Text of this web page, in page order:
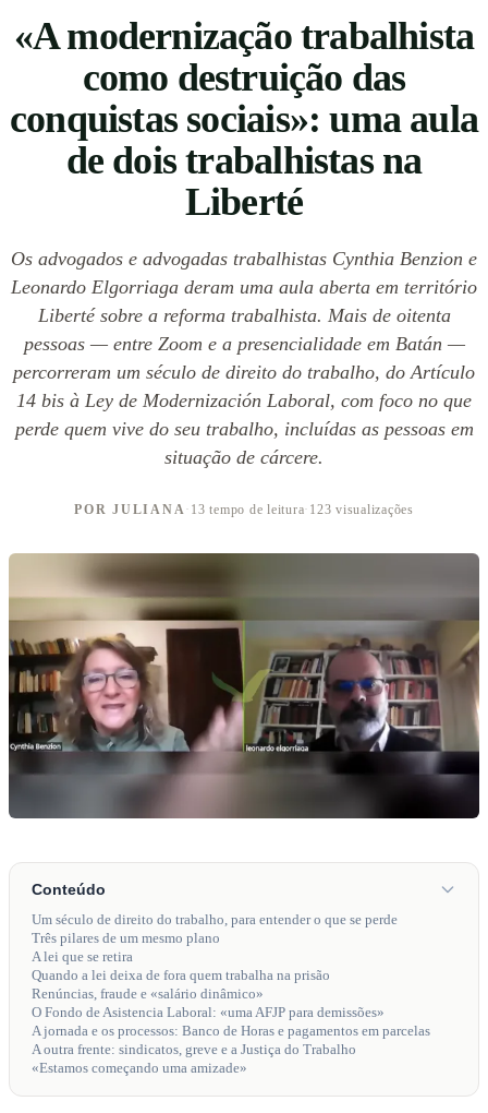
«A modernização trabalhista
como destruição das
conquistas sociais»: uma aula
de dois trabalhistas na
Liberté
Os advogados e advogadas trabalhistas Cynthia Benzion e
Leonardo Elgorriaga deram uma aula aberta em território
Liberté sobre a reforma trabalhista. Mais de oitenta
pessoas — entre Zoom e a presencialidade em Batán —
percorreram um século de direito do trabalho, do Artículo
14 bis à Ley de Modernización Laboral, com foco no que
perde quem vive do seu trabalho, incluídas as pessoas em
situação de cárcere.
POR JULIANA· 13 tempo de leitura· 123 visualizações
Conteúdo
Um século de direito do trabalho, para entender o que se perde
Três pilares de um mesmo plano
A lei que se retira
Quando a lei deixa de fora quem trabalha na prisão
Renúncias, fraude e «salário dinâmico»
O Fondo de Asistencia Laboral: «uma AFJP para demissões»
A jornada e os processos: Banco de Horas e pagamentos em parcelas
A outra frente: sindicatos, greve e a Justiça do Trabalho
«Estamos começando uma amizade»